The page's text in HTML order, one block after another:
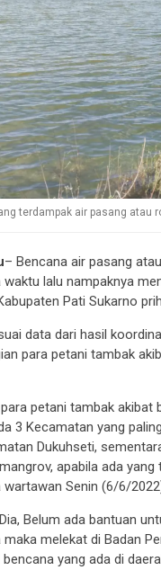
terdampak air pasang atau
– Bencana air pasang
waktu lalu nampaknya
Pati Sukarno
data dari hasil
para petani tambak
petani tambak
3 Kecamatan yang
Dukuhseti,
apabila ada
Senin (6/6/
Belum ada bantuan
melekat di Badan
yang ada di